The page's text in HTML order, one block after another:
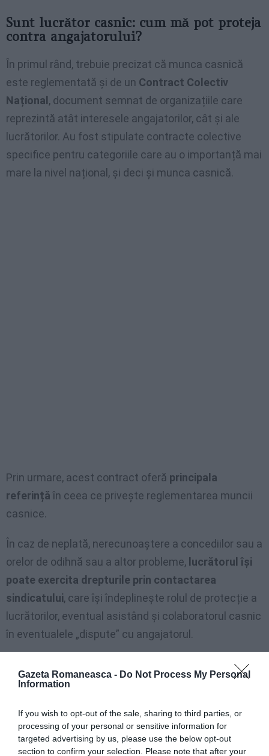
Gazeta Romaneasca - Do Not Process My Personal
Information
If you wish to opt-out of the sale, sharing to third parties, or
processing of your personal or sensitive information for
targeted advertising by us, please use the below opt-out
section to confirm your selection. Please note that after your
Sunt lucrător casnic: cum mă pot proteja
contra angajatorului?
În primul rând, trebuie precizat că munca casnică
este reglementată și de un Contract Colectiv
Național , document semnat de organizațiile care
reprezintă atât interesele angajatorilor, cât și ale
lucrătorilor. Au fost stipulate contracte colective
specifice pentru categoriile care au o importanță mai
mare la nivel național, și deci și munca casnică.
Prin urmare, acest contract oferă principala
referință în ceea ce privește reglementarea muncii
casnice.
În caz de neplată, nerecunoaștere a concediilor sau a
orelor de odihnă sau a altor probleme, lucrătorul își
poate exercita drepturile prin contactarea
sindicatului, care își îndeplinește rolul de protecție a
lucrătorilor, eventual asistând și colaboratorul casnic
în eventualele „dispute” cu angajatorul.
exemplu, dacă nivelul de clasificare al cuiva este
de CNL, dacă s-au plătit contribuțiile aferente și orice
altă întrebare privind pozitia cuiva